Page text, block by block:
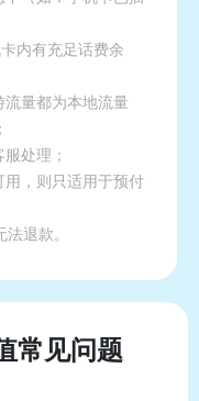
内有充足话费余
量都为本地流量
处理；
，则只适用于预付
退款。
常见问题